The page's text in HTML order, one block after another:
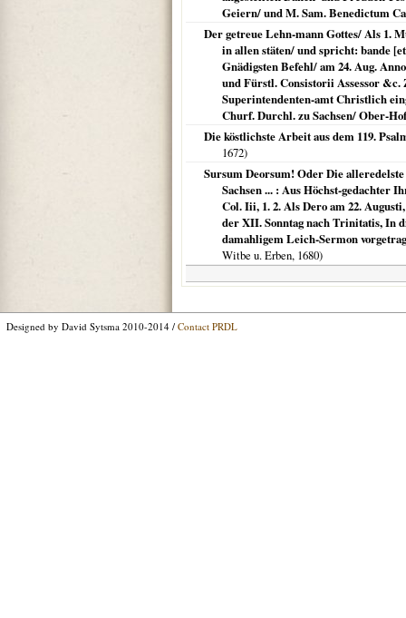
Geiern/ und M. Sam. Benedictum
Der getreue Lehn-mann Gottes/ Als 1.
in allen stäten/ und spricht: bande
Gnädigsten Befehl/ am 24. Aug.
und Fürstl. Consistorii Assessor &c.
Superintendenten-amt Christlich
Churf. Durchl. zu Sachsen/ Ober-
Die köstlichste Arbeit aus dem 119.
1672)
Sursum Deorsum! Oder Die
Sachsen ... : Aus Höchst-
Col. Iii, 1. 2. Als Dero am 22.
der XII. Sonntag nach Trinitatis, In
damahligem Leich-Sermon
Witbe u. Erben, 1680)
Designed by David Sytsma 2010-2014 / Contact PRDL